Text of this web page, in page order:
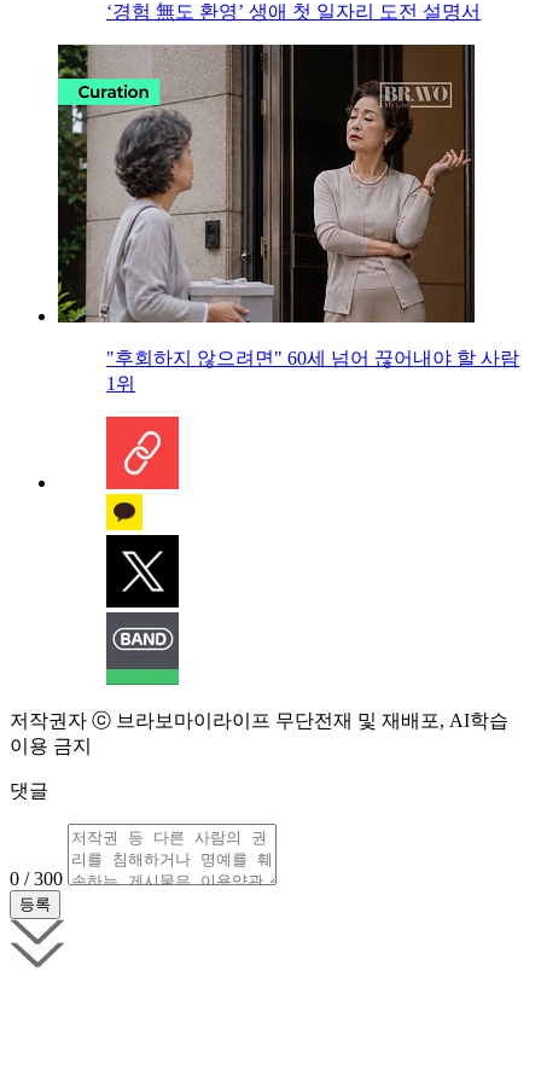
‘경험 無도 환영’ 생애 첫 일자리 도전 설명서
"후회하지 않으려면" 60세 넘어 끊어내야 할 사람
1위
저작권자 ⓒ 브라보마이라이프 무단전재 및 재배포, AI학습
이용 금지
댓글
0 / 300